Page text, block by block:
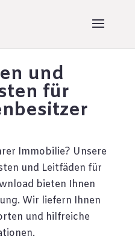
und
für
Immobilie? Unsere
und Leitfäden für
bieten Ihnen
Wir liefern Ihnen
und hilfreiche